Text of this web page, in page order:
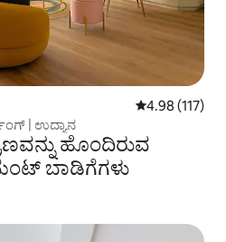
5 ರಲ್ಲಿ 4.98
4.98 (117)
| ಉದ್ಯಾನ
ಹೊಂದಿರುವ
ಬಾಡಿಗೆಗಳು